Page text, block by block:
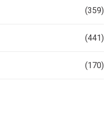
(359)
(441)
(170)